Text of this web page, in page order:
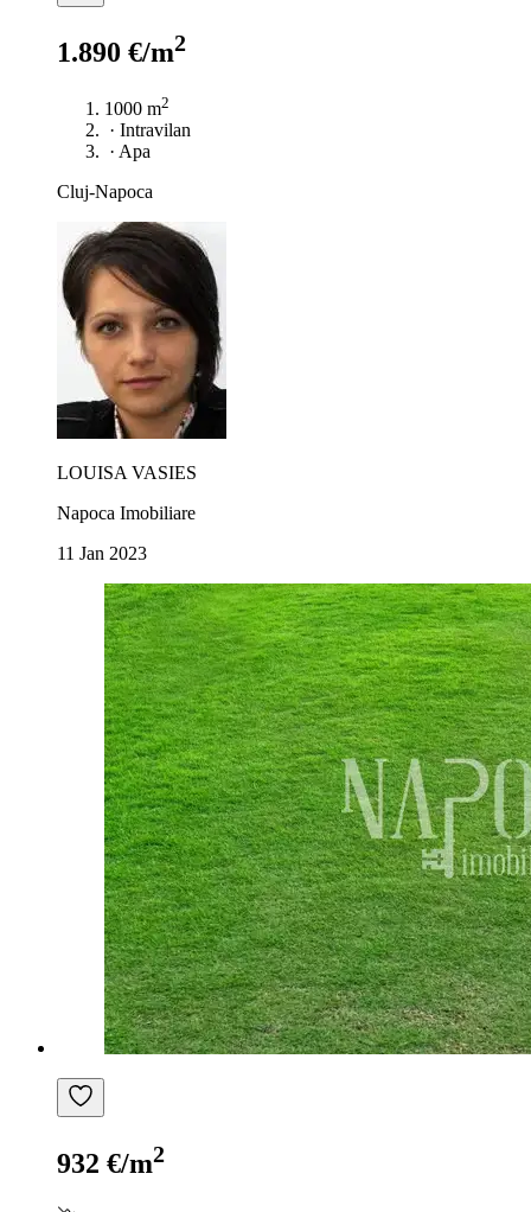
1.890 €/m2
1000 m2
· Intravilan
· Apa
Cluj-Napoca
LOUISA VASIES
Napoca Imobiliare
11 Jan 2023
932 €/m2